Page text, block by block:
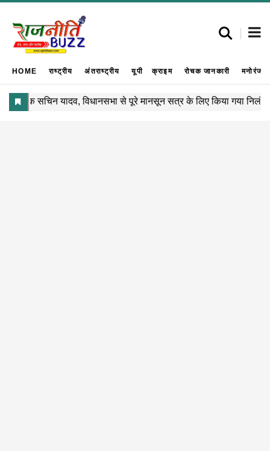
HOME राष्ट्रीय अंतराष्ट्रीय यूपी क्राइम रोचक जानकारी मनोरंजन